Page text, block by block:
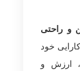
و راحتی
خود
ارزش و